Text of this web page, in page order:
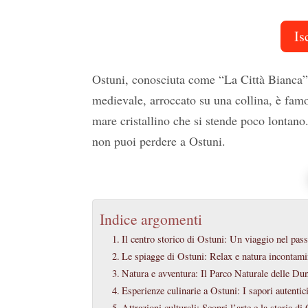
Ostuni, conosciuta come “La Città
medievale, arroccato su una collina, è
mare cristallino che si stende poco
non puoi perdere a Ostuni.
Indice argomenti
Il centro storico di Ostuni: Un viaggio nel
Le spiagge di Ostuni: Relax e natura
Natura e avventura: Il Parco Naturale delle
Esperienze culinarie a Ostuni: I sapori autentici